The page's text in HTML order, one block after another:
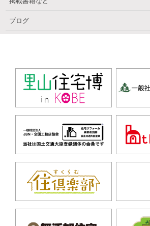
ブログ